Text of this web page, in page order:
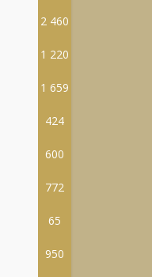
2 460
1 220
1 659
424
600
772
65
950